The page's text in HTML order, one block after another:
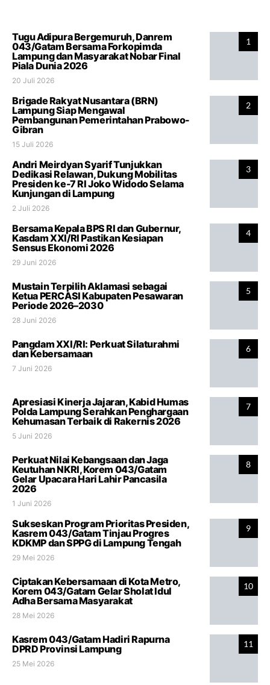
1
Tugu Adipura Bergemuruh, Danrem
043/Gatam Bersama Forkopimda
Lampung dan Masyarakat Nobar Final
Piala Dunia 2026
20 Juli 2026
2
Brigade Rakyat Nusantara (BRN)
Lampung Siap Mengawal
Pembangunan Pemerintahan Prabowo-
Gibran
15 Juli 2026
3
Andri Meirdyan Syarif Tunjukkan
Dedikasi Relawan, Dukung Mobilitas
Presiden ke-7 RI Joko Widodo Selama
Kunjungan di Lampung
2 Juli 2026
4
Bersama Kepala BPS RI dan Gubernur,
Kasdam XXI/RI Pastikan Kesiapan
Sensus Ekonomi 2026
29 Juni 2026
5
Mustain Terpilih Aklamasi sebagai
Ketua PERCASI Kabupaten Pesawaran
Periode 2026–2030
28 Juni 2026
6
Pangdam XXI/RI: Perkuat Silaturahmi
dan Kebersamaan
7 Juni 2026
7
Apresiasi Kinerja Jajaran, Kabid Humas
Polda Lampung Serahkan Penghargaan
Kehumasan Terbaik di Rakernis 2026
5 Juni 2026
8
Perkuat Nilai Kebangsaan dan Jaga
Keutuhan NKRI, Korem 043/Gatam
Gelar Upacara Hari Lahir Pancasila
2026
1 Juni 2026
9
Sukseskan Program Prioritas Presiden,
Kasrem 043/Gatam Tinjau Progres
KDKMP dan SPPG di Lampung Tengah
29 Mei 2026
10
Ciptakan Kebersamaan di Kota Metro,
Korem 043/Gatam Gelar Sholat Idul
Adha Bersama Masyarakat
28 Mei 2026
11
Kasrem 043/Gatam Hadiri Rapurna
DPRD Provinsi Lampung
25 Mei 2026